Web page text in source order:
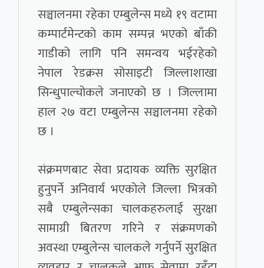
सञ्चालनमा रहेका एम्बुलेन्स मध्ये १९ वटामा
कम्पार्टमेन्टको काम सम्पन्न भएको बाँकी
गाडीको लागि पनि समन्वय भईरहेको
नेपाल रेडक्रस सोसाइटी जिल्लाशाखा
सिन्धुपाल्चोकले जनाएको छ । जिल्लामा
हाल २७ वटा एम्बुलेन्स सञ्चालनमा रहेको
छ ।
संक्रमणबाट सेवा प्रदायक व्यक्ति सुरक्षित
हुनुपर्ने अनिवार्य भएकोले जिल्ला भित्रको
सबै एम्बुलेन्सका चालकहरुलाई सुरक्षा
सामाग्री बितरण गरिने र संक्रमणको
अवस्था एम्बुलेन्स चालकले गर्नुपर्ने सुरक्षित